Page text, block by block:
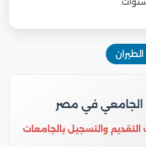
الجامعي في مصر
التقديم والتسجيل بالجامعات